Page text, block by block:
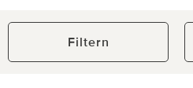
Filtern